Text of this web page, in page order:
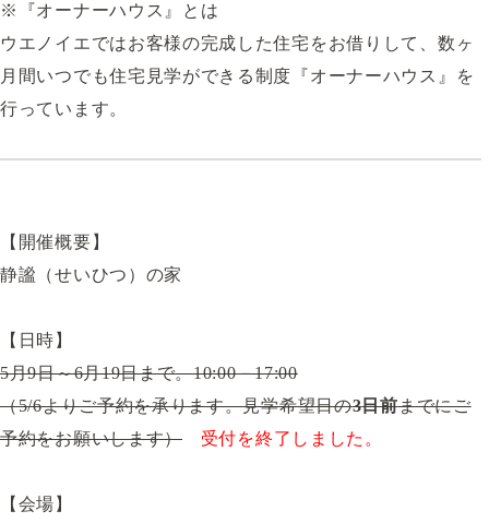
※『オーナーハウス』とは
ウエノイエではお客様の完成した住宅をお借りして、数ヶ
月間いつでも住宅見学ができる制度『オーナーハウス』を
行っています。
【開催概要】
静謐（せいひつ）の家
【日時】
5月9日～6月19日まで。10:00－17:00
（5/6よりご予約を承ります。見学希望日の3日前までにご
予約をお願いします）
受付を終了しました。
【会場】